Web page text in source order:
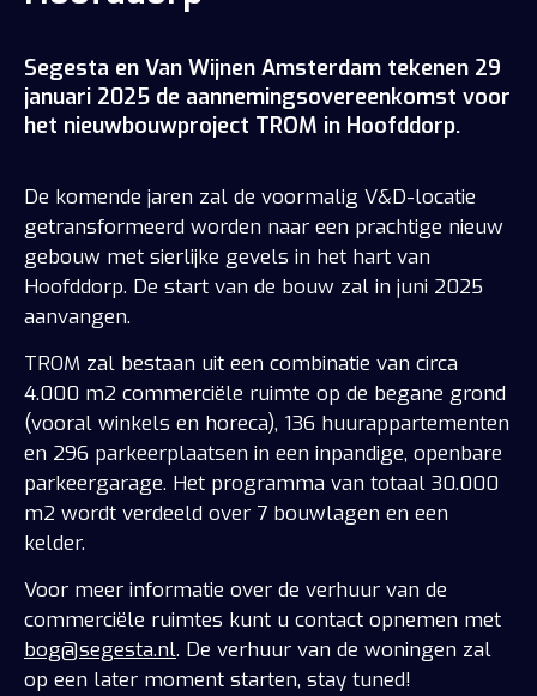
Segesta en Van Wijnen Amsterdam tekenen 29
januari 2025 de aannemingsovereenkomst voor
het nieuwbouwproject TROM in Hoofddorp.
De komende jaren zal de voormalig V&D-locatie
getransformeerd worden naar een prachtige nieuw
gebouw met sierlijke gevels in het hart van
Hoofddorp. De start van de bouw zal in juni 2025
aanvangen.
TROM zal bestaan uit een combinatie van circa
4.000 m2 commerciële ruimte op de begane grond
(vooral winkels en horeca), 136 huurappartementen
en 296 parkeerplaatsen in een inpandige, openbare
parkeergarage. Het programma van totaal 30.000
m2 wordt verdeeld over 7 bouwlagen en een
kelder.
Voor meer informatie over de verhuur van de
commerciële ruimtes kunt u contact opnemen met
bog@segesta.nl. De verhuur van de woningen zal
op een later moment starten, stay tuned!